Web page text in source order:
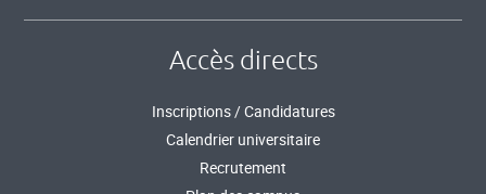
Accès directs
Inscriptions / Candidatures
Calendrier universitaire
Recrutement